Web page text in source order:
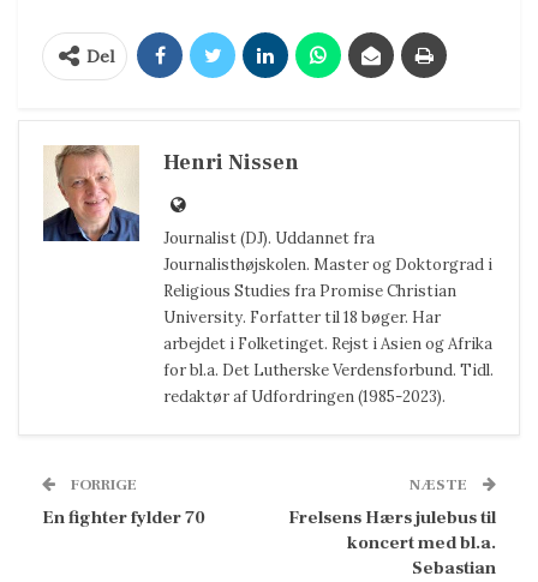
Del
Henri Nissen
Journalist (DJ). Uddannet fra
Journalisthøjskolen. Master og Doktorgrad i
Religious Studies fra Promise Christian
University. Forfatter til 18 bøger. Har
arbejdet i Folketinget. Rejst i Asien og Afrika
for bl.a. Det Lutherske Verdensforbund. Tidl.
redaktør af Udfordringen (1985-2023).
FORRIGE
En fighter fylder 70
NÆSTE
Frelsens Hærs julebus til
koncert med bl.a.
Sebastian